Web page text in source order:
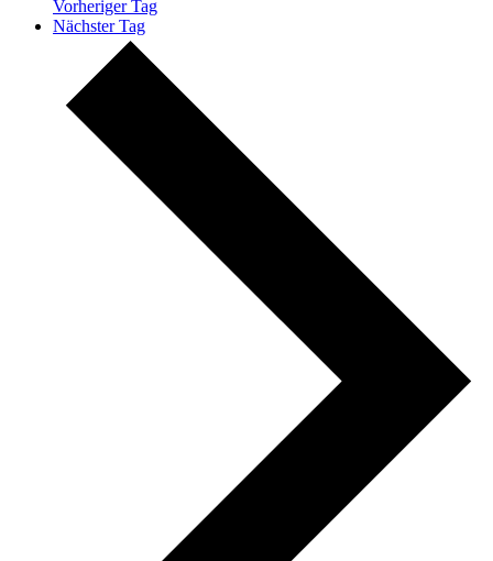
Vorheriger Tag
Nächster Tag